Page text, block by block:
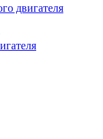
двигателя